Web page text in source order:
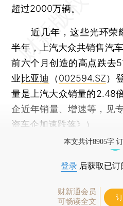
超过2000万辆。
近几年，这些光环荣
半年，上汽大众共销售汽
前六个月创造的高点跌去
业 比亚迪 （002594.SZ）
量是上汽大众销量的2.48
企近年销量、增速等，见
资车企加速跌落》）
本文共计8905字
登录 后获取已
财新通会员
可畅读全文